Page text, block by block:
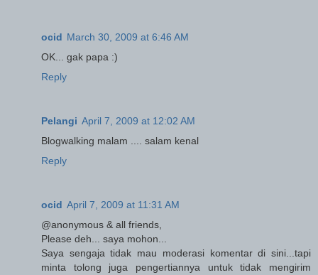
ocid March 30, 2009 at 6:46 AM
OK... gak papa :)
Reply
Pelangi April 7, 2009 at 12:02 AM
Blogwalking malam .... salam kenal
Reply
ocid April 7, 2009 at 11:31 AM
@anonymous & all friends,
Please deh... saya mohon...
Saya sengaja tidak mau moderasi komentar di sini...tapi
minta tolong juga pengertiannya untuk tidak mengirim